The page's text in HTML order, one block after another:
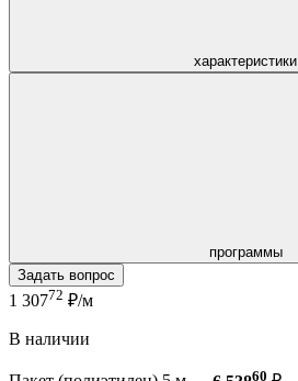
характеристики
программы
Задать вопрос
1 30772 ₽/м
В наличии
60